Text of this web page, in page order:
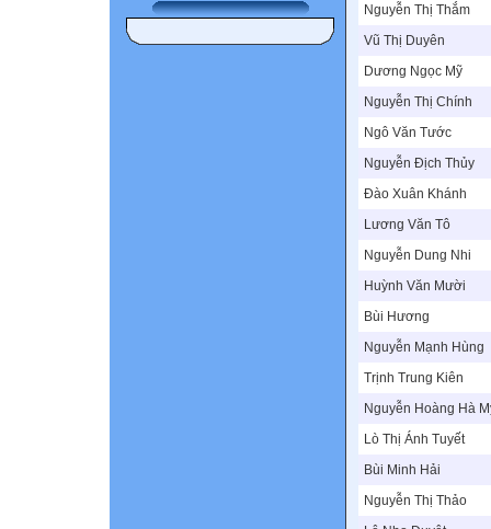
Nguyễn Thị Thắm
Vũ Thị Duyên
Dương Ngọc Mỹ
Nguyễn Thị Chính
Ngô Văn Tước
Nguyễn Địch Thủy
Đào Xuân Khánh
Lương Văn Tô
Nguyễn Dung Nhi
Huỳnh Văn Mười
Bùi Hương
Nguyễn Mạnh Hùng
Trịnh Trung Kiên
Nguyễn Hoàng Hà
Lò Thị Ánh Tuyết
Bùi Minh Hải
Nguyễn Thị Thảo